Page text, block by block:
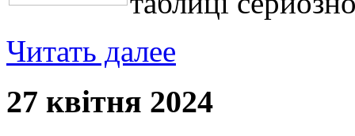
Читать далее
27 квітня 2024